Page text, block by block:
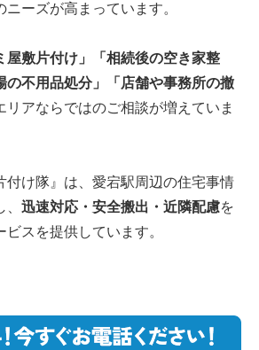
ーズが高まっています。
屋敷片付け」「相続後の空き家整
の不用品処分」「店舗や事務所の撤
リアならではのご相談が増えていま
付け隊』は、愛宕駅周辺の住宅事情
迅速対応・安全搬出・近隣配慮を
スを提供しています。